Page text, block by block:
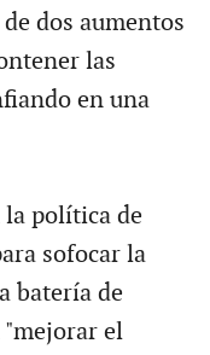
dos aumentos
las
en una
la política de
sofocar la
batería de
el